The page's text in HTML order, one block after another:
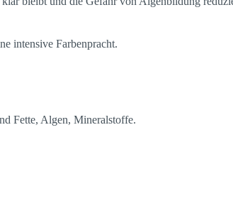
intensive Farbenpracht.
Fette, Algen, Mineralstoffe.